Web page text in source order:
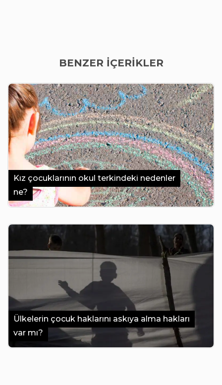
BENZER İÇERİKLER
Kız çocuklarının okul terkindeki nedenler
ne?
Ülkelerin çocuk haklarını askıya alma hakları
var mı?